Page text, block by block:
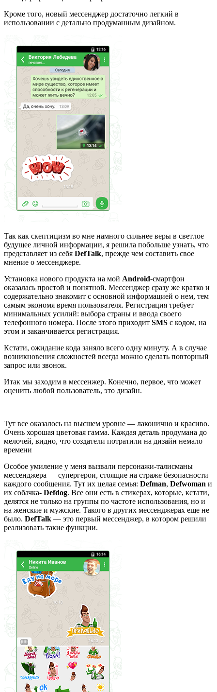
Кроме того, новый мессенджер достаточно легкий в
использовании с детально продуманным дизайном.
Так как скептицизм во мне намного сильнее веры в светлое
будущее личной информации, я решила побольше узнать, что
представляет из себя DefTalk, прежде чем составить свое
мнение о мессенджере.
Установка нового продукта на мой Android-смартфон
оказалась простой и понятной. Мессенджер сразу же кратко и
содержательно знакомит с основной информацией о нем, тем
самым экономя время пользователя. Регистрация требует
минимальных усилий: выбора страны и ввода своего
телефонного номера. После этого приходит SMS с кодом, на
этом и заканчивается регистрация.
Кстати, ожидание кода заняло всего одну минуту. А в случае
возникновения сложностей всегда можно сделать повторный
запрос или звонок.
Итак мы заходим в мессенжер. Конечно, первое, что может
оценить любой пользователь, это дизайн.
Тут все оказалось на высшем уровне — лаконично и красиво.
Очень хорошая цветовая гамма. Каждая деталь продумана до
мелочей, видно, что создатели потратили на дизайн немало
времени
Особое умиление у меня вызвали персонажи-талисманы
мессенджера — супергерои, стоящие на страже безопасности
каждого сообщения. Тут их целая семья: Defman, Defwoman и
их собачка- Defdog. Все они есть в стикерах, которые, кстати,
делятся не только на группы по частоте использования, но и
на женские и мужские. Такого в других мессенджерах еще не
было. DefTalk — это первый мессенджер, в котором решили
реализовать такие функции.